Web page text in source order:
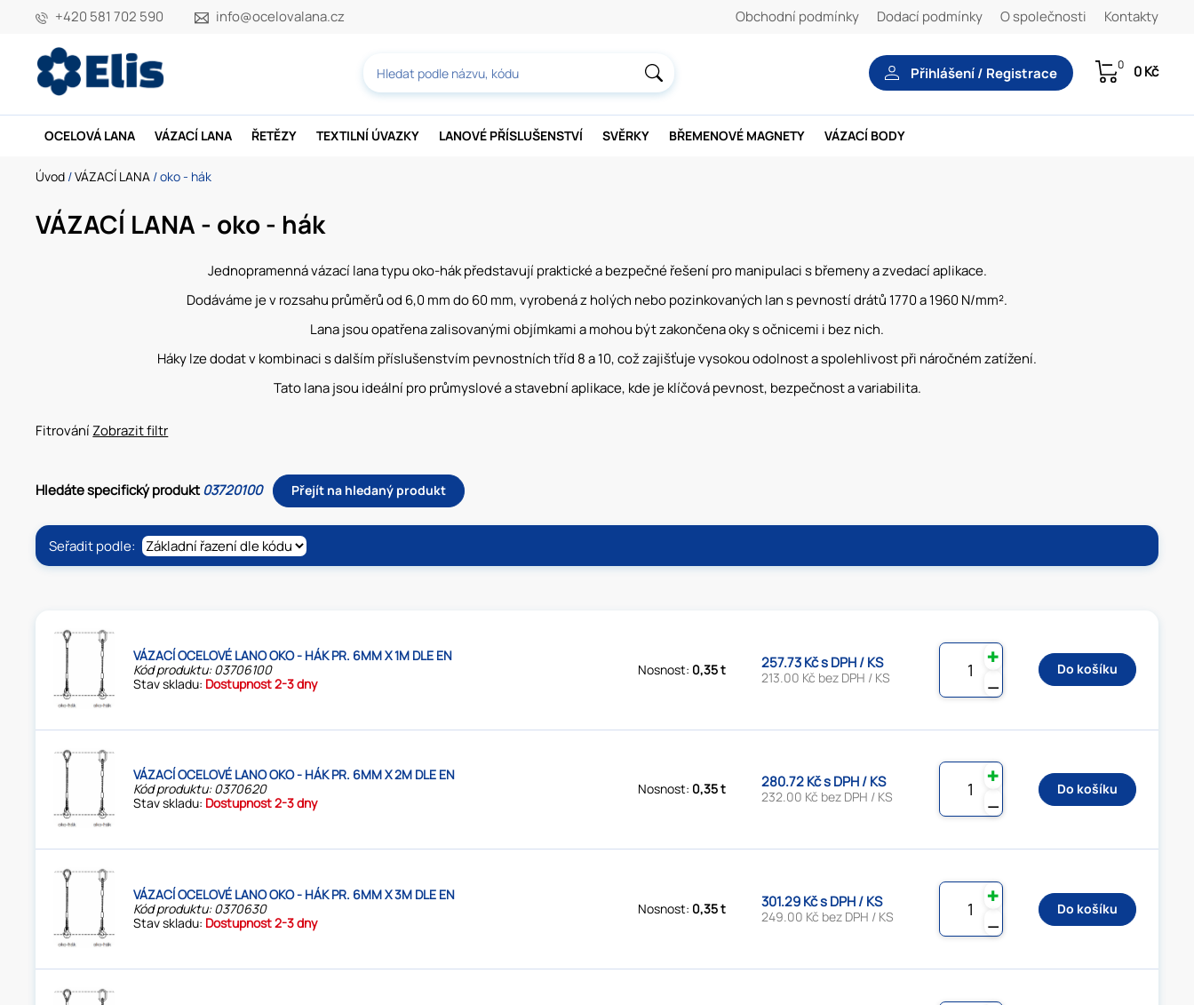
+420 581 702 590 info@ocelovalana.cz Obchodní podmínky Dodací podmínky O společnosti Kontakty
Přihlášení / Registrace 0 0 Kč
OCELOVÁ LANA VÁZACÍ LANA ŘETĚZY TEXTILNÍ ÚVAZKY LANOVÉ PŘÍSLUŠENSTVÍ SVĚRKY BŘEMENOVÉ MAGNETY VÁZACÍ BODY
Úvod /VÁZACÍ LANA / oko - hák
VÁZACÍ LANA - oko - hák
Jednopramenná vázací lana typu oko-hák představují praktické a bezpečné řešení pro manipulaci s břemeny a zvedací aplikace.
Dodáváme je v rozsahu průměrů od 6,0 mm do 60 mm, vyrobená z holých nebo pozinkovaných lan s pevností drátů 1770 a 1960 N/mm².
Lana jsou opatřena zalisovanými objímkami a mohou být zakončena oky s očnicemi i bez nich.
Háky lze dodat v kombinaci s dalším příslušenstvím pevnostních tříd 8 a 10, což zajišťuje vysokou odolnost a spolehlivost při náročném zatížení.
Tato lana jsou ideální pro průmyslové a stavební aplikace, kde je klíčová pevnost, bezpečnost a variabilita.
FitrováníZobrazit filtr
Hledáte specifický produkt03720100 Přejít na hledaný produkt
Seřadit podle:
VÁZACÍ OCELOVÉ LANO OKO - HÁK PR. 6MM X 1M DLE EN
Kód produktu: 03706100
Stav skladu: Dostupnost 2-3 dny
Nosnost: 0,35 t 257.73 Kč s DPH / KS
213.00 Kč bez DPH / KS ⚊
✚
Do košíku
VÁZACÍ OCELOVÉ LANO OKO - HÁK PR. 6MM X 2M DLE EN
Kód produktu: 0370620
Stav skladu: Dostupnost 2-3 dny
Nosnost: 0,35 t 280.72 Kč s DPH / KS
232.00 Kč bez DPH / KS ⚊
✚
Do košíku
VÁZACÍ OCELOVÉ LANO OKO - HÁK PR. 6MM X 3M DLE EN
Kód produktu: 0370630
Stav skladu: Dostupnost 2-3 dny
Nosnost: 0,35 t 301.29 Kč s DPH / KS
249.00 Kč bez DPH / KS ⚊
✚
Do košíku